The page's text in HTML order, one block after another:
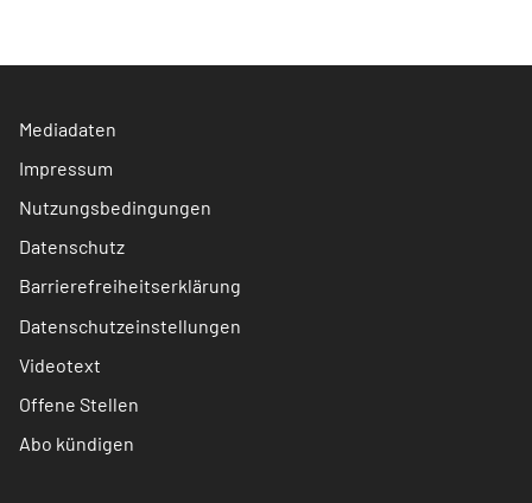
Mediadaten
Impressum
Nutzungsbedingungen
Datenschutz
Barrierefreiheitserklärung
Datenschutzeinstellungen
Videotext
Offene Stellen
Abo kündigen